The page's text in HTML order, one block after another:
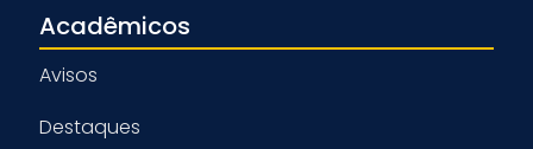
Acadêmicos
Avisos
Destaques